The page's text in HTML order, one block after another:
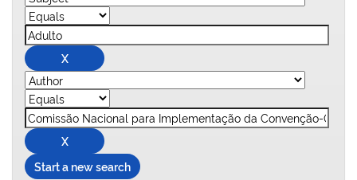
Start a new search